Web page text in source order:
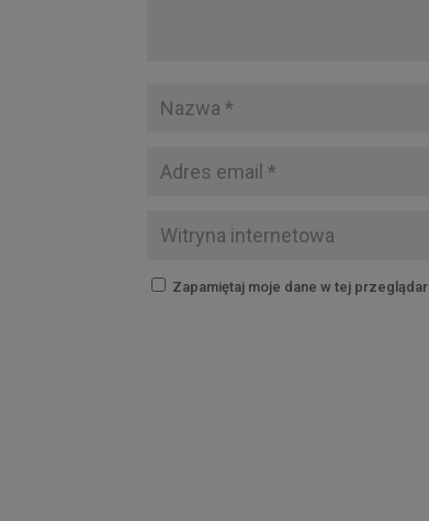
Zapamiętaj moje dane w tej